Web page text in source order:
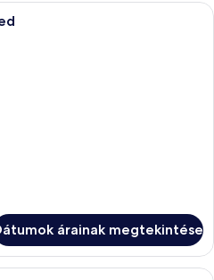
Egy hálószoba, amelyben található
árainak megtekintése
Egy szállodai szoba, amelyben